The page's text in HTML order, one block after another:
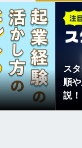
ス
順
説！